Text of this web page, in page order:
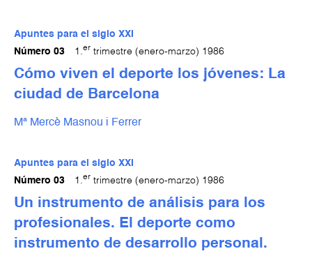
Apuntes para el siglo XXI
Número 03
1.er trimestre (enero-marzo) 1986
Cómo viven el deporte los jóvenes: La
ciudad de Barcelona
Mª Mercè Masnou i Ferrer
Apuntes para el siglo XXI
Número 03
1.er trimestre (enero-marzo) 1986
Un instrumento de análisis para los
profesionales. El deporte como
instrumento de desarrollo personal.